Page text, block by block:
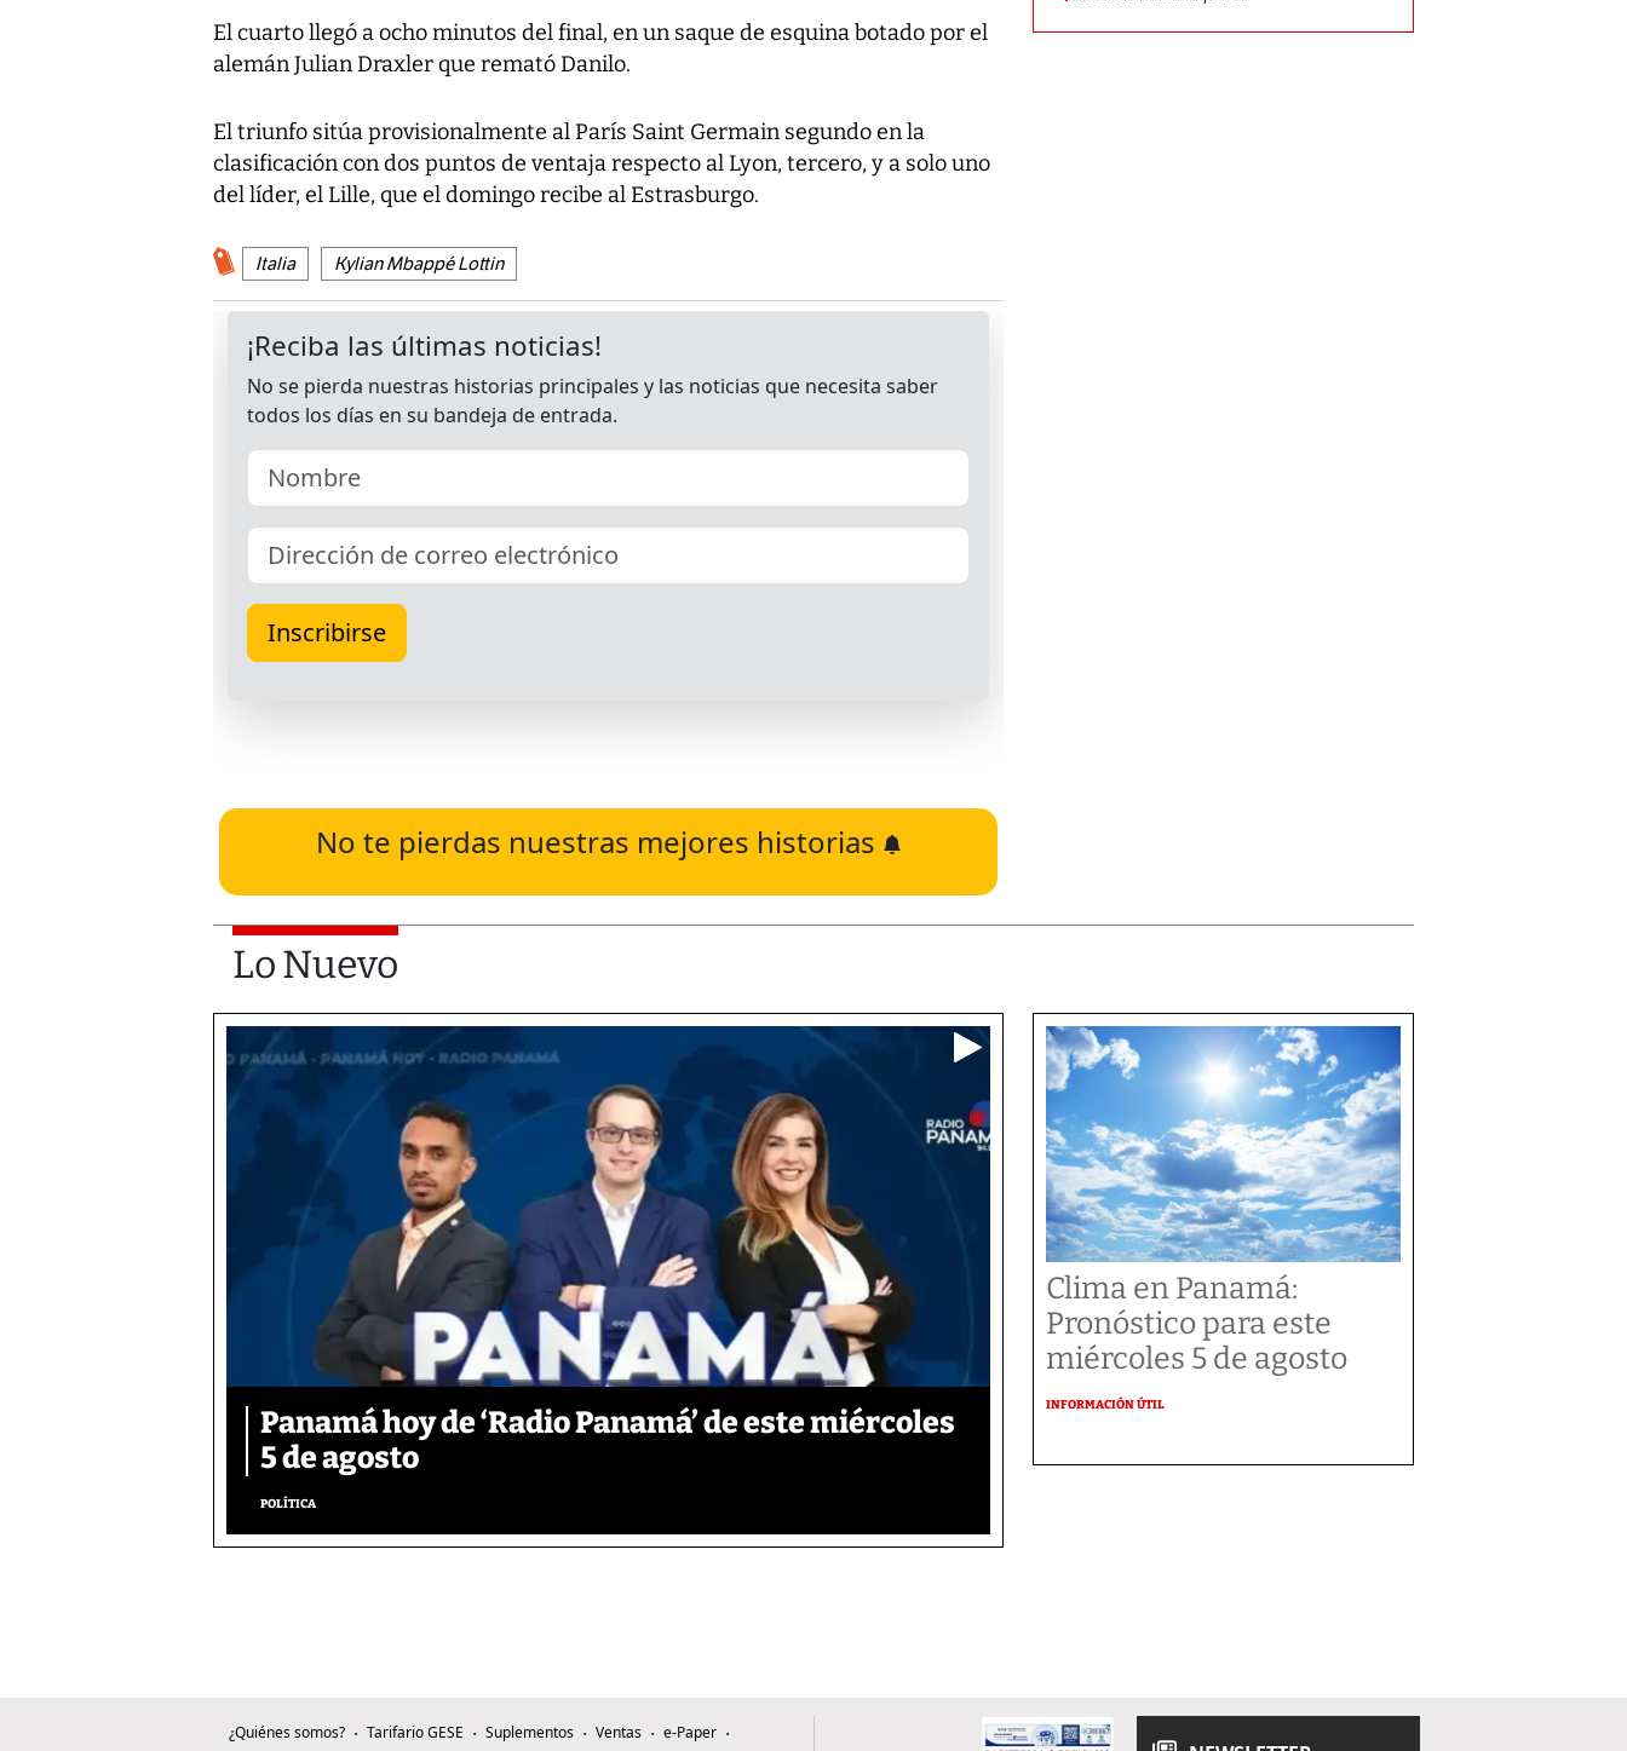
El cuarto llegó a ocho minutos del final, en un saque de esquina botado por el
alemán Julian Draxler que remató Danilo.
El triunfo sitúa provisionalmente al París Saint Germain segundo en la
clasificación con dos puntos de ventaja respecto al Lyon, tercero, y a solo uno
del líder, el Lille, que el domingo recibe al Estrasburgo.
Italia Kylian Mbappé Lottin
No te pierdas nuestras mejores historias
Lo Nuevo
Panamá hoy de ‘Radio Panamá’ de este miércoles
5 de agosto
POLÍTICA
Clima en Panamá:
Pronóstico para este
miércoles 5 de agosto
INFORMACIÓN ÚTIL
¿Quiénes somos? Tarifario GESE Suplementos Ventas e-Paper